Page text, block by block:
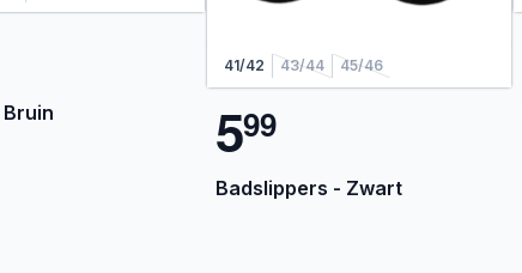
41/42 43/44 45/46
599
Badslippers - Zwart